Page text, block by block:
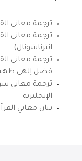
ترجمة معاني
ترجمة معاني
انترناشونال)
ترجمة معاني
فضل إلهي
ترجمة معاني
الإنجليزية
بيان معاني